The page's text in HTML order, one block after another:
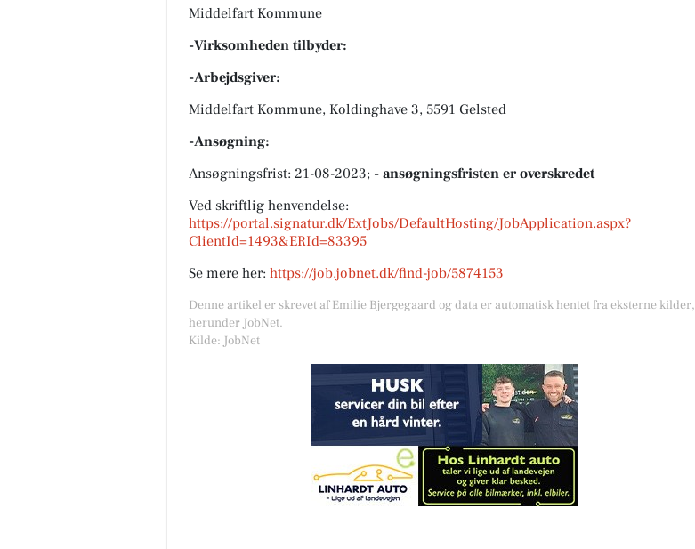
Middelfart Kommune
-Virksomheden tilbyder:
-Arbejdsgiver:
Middelfart Kommune, Koldinghave 3, 5591 Gelsted
-Ansøgning:
Ansøgningsfrist: 21-08-2023; - ansøgningsfristen er overskredet
Ved skriftlig henvendelse:
https://portal.signatur.dk/ExtJobs/DefaultHosting/JobApplication.aspx?
ClientId=1493&ERId=83395
Se mere her: https://job.jobnet.dk/find-job/5874153
Denne artikel er skrevet af Emilie Bjergegaard og data er automatisk hentet fra eksterne kilder,
herunder JobNet.
Kilde: JobNet